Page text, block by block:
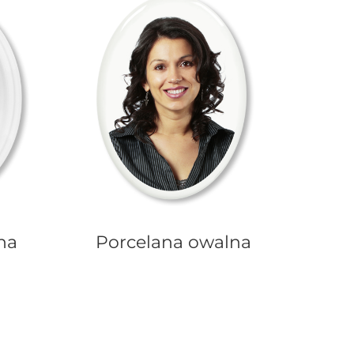
Porcelana owalna